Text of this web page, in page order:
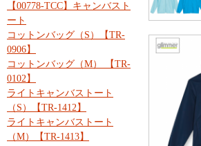
【00778-TCC】キャンバスト
ート
コットンバッグ（S）【TR-
0906】
コットンバッグ（M） 【TR-
0102】
ライトキャンバストート
（S）【TR-1412】
ライトキャンバストート
（M）【TR-1413】